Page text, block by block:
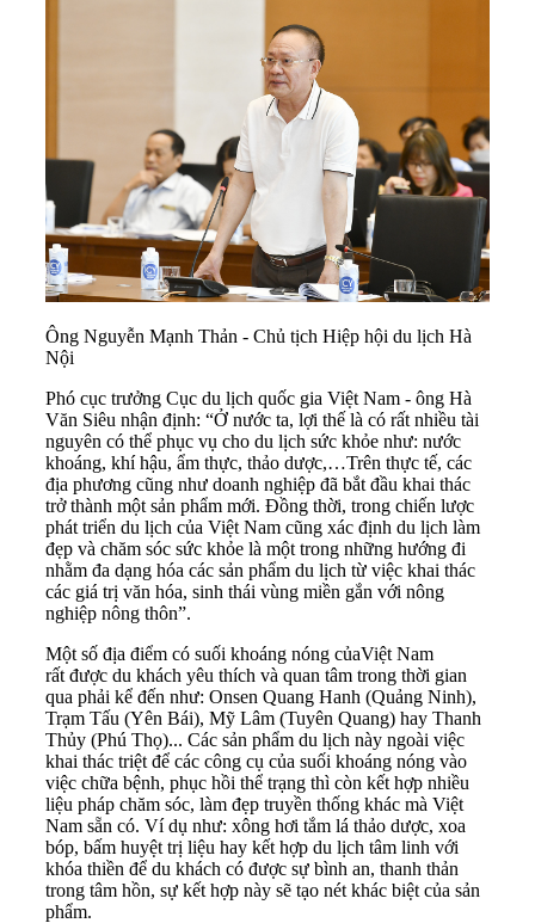
Ông Nguyễn Mạnh Thản - Chủ tịch Hiệp hội du lịch Hà
Nội
Phó cục trưởng Cục du lịch quốc gia Việt Nam - ông Hà
Văn Siêu nhận định: “Ở nước ta, lợi thế là có rất nhiều tài
nguyên có thể phục vụ cho du lịch sức khỏe như: nước
khoáng, khí hậu, ẩm thực, thảo dược,…Trên thực tế, các
địa phương cũng như doanh nghiệp đã bắt đầu khai thác
trở thành một sản phẩm mới. Đồng thời, trong chiến lược
phát triển du lịch của Việt Nam cũng xác định du lịch làm
đẹp và chăm sóc sức khỏe là một trong những hướng đi
nhằm đa dạng hóa các sản phẩm du lịch từ việc khai thác
các giá trị văn hóa, sinh thái vùng miền gắn với nông
nghiệp nông thôn”.
Một số địa điểm có suối khoáng nóng củaViệt Nam
rất được du khách yêu thích và quan tâm trong thời gian
qua phải kể đến như: Onsen Quang Hanh (Quảng Ninh),
Trạm Tấu (Yên Bái), Mỹ Lâm (Tuyên Quang) hay Thanh
Thủy (Phú Thọ)... Các sản phẩm du lịch này ngoài việc
khai thác triệt để các công cụ của suối khoáng nóng vào
việc chữa bệnh, phục hồi thể trạng thì còn kết hợp nhiều
liệu pháp chăm sóc, làm đẹp truyền thống khác mà Việt
Nam sẵn có. Ví dụ như: xông hơi tắm lá thảo dược, xoa
bóp, bấm huyệt trị liệu hay kết hợp du lịch tâm linh với
khóa thiền để du khách có được sự bình an, thanh thản
trong tâm hồn, sự kết hợp này sẽ tạo nét khác biệt của sản
phẩm.